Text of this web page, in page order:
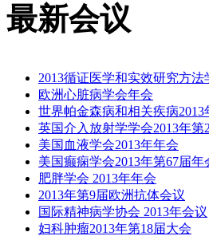
最新会议
2013循证医学和实效研究方法
欧洲心脏病学会年会
世界帕金森病和相关疾病2013
英国介入放射学学会2013年第
美国血液学会2013年年会
美国癫痫学会2013年第67届年
肥胖学会 2013年年会
2013年第9届欧洲抗体会议
国际精神病学协会 2013年会议
妇科肿瘤2013年第18届大会